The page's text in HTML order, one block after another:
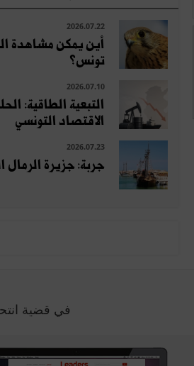
2026.07.22
أين يمكن مشاهدة
تونس؟
2026.07.10
التبعية الطاقية:
الاقتصاد التونسي
2026.07.23
جربة: جزيرة الرمال
في قضية